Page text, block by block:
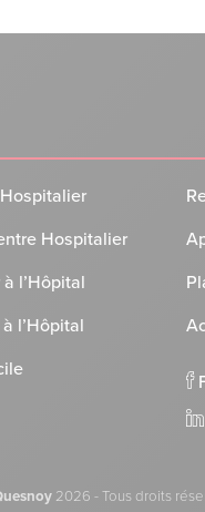
Hospitalier
l’Hôpital
l’Hôpital
2026 - Tous droits